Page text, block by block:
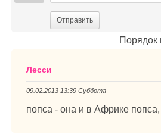
Отправить
Порядок
Лесси
09.02.2013 13:39 Суббота
попса - она и в Африке